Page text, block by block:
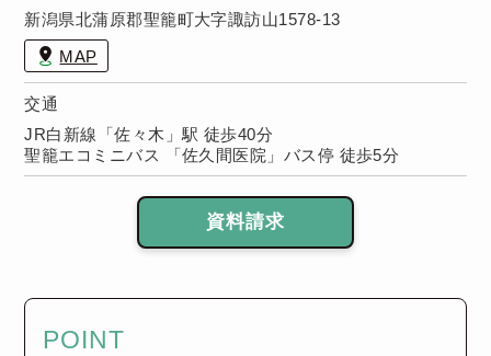
新潟県北蒲原郡聖籠町大字諏訪山1578-13
MAP
交通
JR白新線「佐々木」駅 徒歩40分
聖籠エコミニバス 「佐久間医院」バス停 徒歩5分
資料請求
POINT